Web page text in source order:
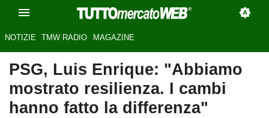
NOTIZIE TMW RADIO MAGAZINE
PSG, Luis Enrique: "Abbiamo
mostrato resilienza. I cambi
hanno fatto la differenza"